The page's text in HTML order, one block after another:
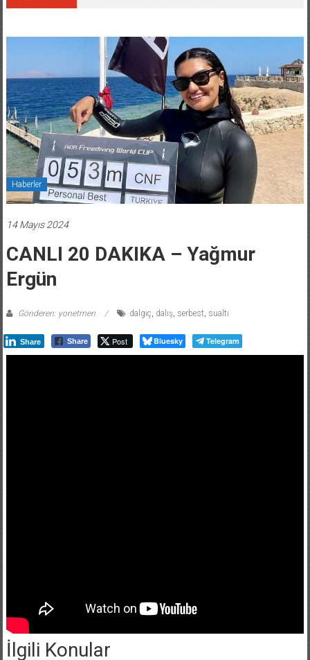
Haberler
14 Mayıs 2024
CANLI 20 DAKIKA – Yağmur
Ergün
Gönderen: yonetmen dalgıç dalış, serbest sualtı
Share Share Post Bluesky Telegram
İlgili Konular